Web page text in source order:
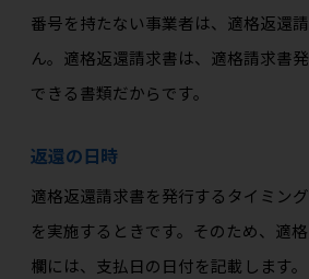
番号を持たない事業者は、適格返還
ん。適格返還請求書は、適格請求書
できる書類だからです。
返還の日時
適格返還請求書を発行するタイミン
を実施するときです。そのため、適
欄には、支払日の日付を記載します。